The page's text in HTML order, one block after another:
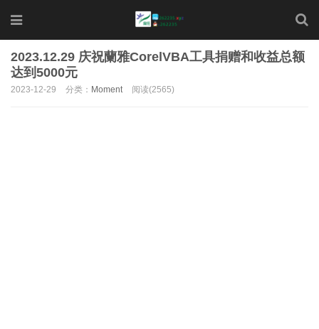
2023.12.29 庆祝蘭雅CorelVBA工具捐赠和收益总额
达到5000元
2023-12-29 分类： Moment 阅读(2565)